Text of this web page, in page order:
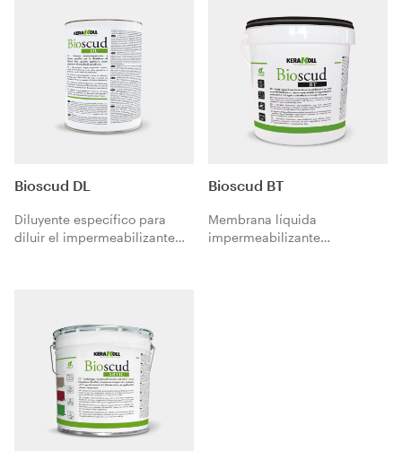
Bioscud DL
Diluyente específico para
diluir el impermeabilizante
Bioscud BT
Membrana líquida
impermeabilizante